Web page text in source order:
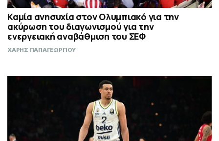
Καμία ανησυχία στον Ολυμπιακό για την
ακύρωση του διαγωνισμού για την
ενεργειακή αναβάθμιση του ΣΕΦ
ΧΑΡΗΣ ΠΑΠΑΓΕΩΡΓΙΟΥ